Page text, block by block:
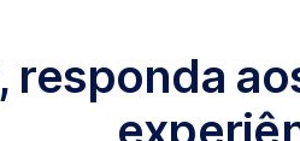
responda